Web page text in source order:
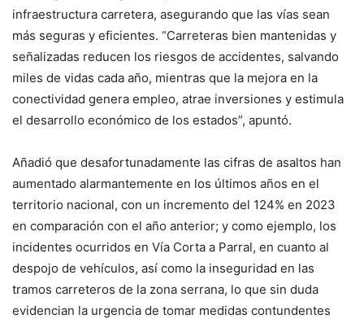
infraestructura carretera, asegurando que las vías sean
más seguras y eficientes. “Carreteras bien mantenidas y
señalizadas reducen los riesgos de accidentes, salvando
miles de vidas cada año, mientras que la mejora en la
conectividad genera empleo, atrae inversiones y estimula
el desarrollo económico de los estados”, apuntó.
Añadió que desafortunadamente las cifras de asaltos han
aumentado alarmantemente en los últimos años en el
territorio nacional, con un incremento del 124% en 2023
en comparación con el año anterior; y como ejemplo, los
incidentes ocurridos en Vía Corta a Parral, en cuanto al
despojo de vehículos, así como la inseguridad en las
tramos carreteros de la zona serrana, lo que sin duda
evidencian la urgencia de tomar medidas contundentes